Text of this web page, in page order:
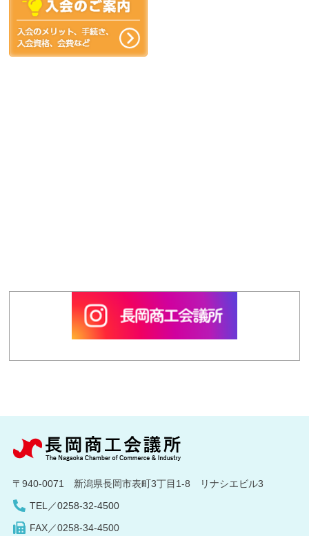
〒940-0071 新潟県長岡市表町3丁目1-8 リナシエビル3
TEL／0258-32-4500
FAX／0258-34-4500